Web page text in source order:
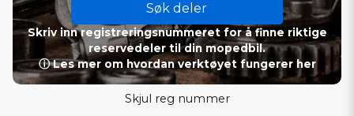
Søk deler
Skriv inn registreringsnummeret for å finne riktige
reservedeler til din mopedbil.
ⓘ Les mer om hvordan verktøyet fungerer her
Skjul reg nummer